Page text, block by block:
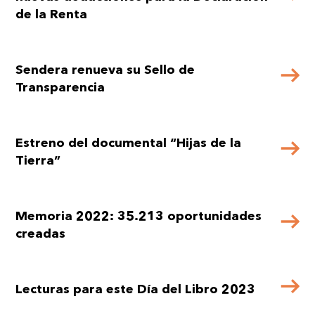
de la Renta
Sendera renueva su Sello de
Transparencia
Estreno del documental “Hijas de la
Tierra”
Memoria 2022: 35.213 oportunidades
creadas
Lecturas para este Día del Libro 2023